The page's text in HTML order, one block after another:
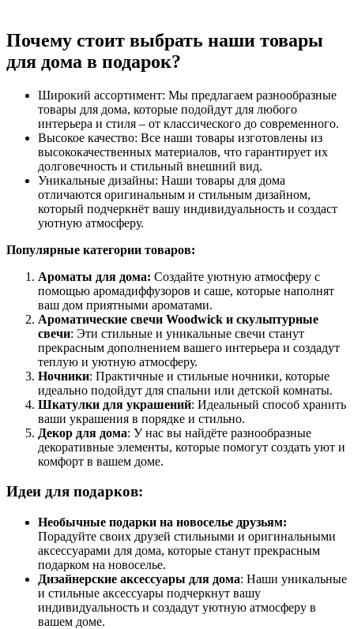
Почему стоит выбрать наши товары
для дома в подарок?
Широкий ассортимент: Мы предлагаем разнообразные
товары для дома, которые подойдут для любого
интерьера и стиля – от классического до современного.
Высокое качество: Все наши товары изготовлены из
высококачественных материалов, что гарантирует их
долговечность и стильный внешний вид.
Уникальные дизайны: Наши товары для дома
отличаются оригинальным и стильным дизайном,
который подчеркнёт вашу индивидуальность и создаст
уютную атмосферу.
Популярные категории товаров:
Ароматы для дома: Создайте уютную атмосферу с
помощью аромадиффузоров и саше, которые наполнят
ваш дом приятными ароматами.
Ароматические свечи Woodwick и скульптурные
свечи: Эти стильные и уникальные свечи станут
прекрасным дополнением вашего интерьера и создадут
теплую и уютную атмосферу.
Ночники: Практичные и стильные ночники, которые
идеально подойдут для спальни или детской комнаты.
Шкатулки для украшений: Идеальный способ хранить
ваши украшения в порядке и стильно.
Декор для дома: У нас вы найдёте разнообразные
декоративные элементы, которые помогут создать уют и
комфорт в вашем доме.
Идеи для подарков:
Необычные подарки на новоселье друзьям:
Порадуйте своих друзей стильными и оригинальными
аксессуарами для дома, которые станут прекрасным
подарком на новоселье.
Дизайнерские аксессуары для дома: Наши уникальные
и стильные аксессуары подчеркнут вашу
индивидуальность и создадут уютную атмосферу в
вашем доме.